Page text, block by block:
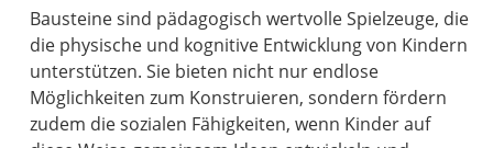
Bausteine sind pädagogisch wertvolle Spielzeuge, die
die physische und kognitive Entwicklung von Kindern
unterstützen. Sie bieten nicht nur endlose
Möglichkeiten zum Konstruieren, sondern fördern
zudem die sozialen Fähigkeiten, wenn Kinder auf